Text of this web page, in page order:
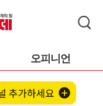
오피니언